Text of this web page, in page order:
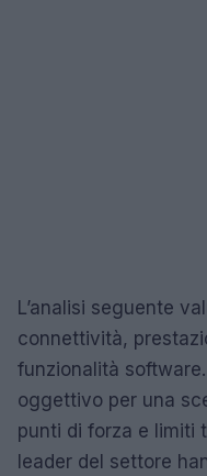
L’analisi seguente
connettività,
funzionalità
oggettivo per una
punti di forza e limiti
leader del settore